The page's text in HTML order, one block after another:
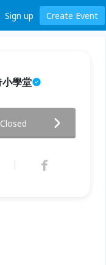
Sign up Create Event
學堂
07:30 - 08.29
Closed